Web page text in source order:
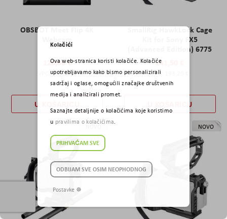
OBSBOT Meet Flip 4K
Webcam
129,00 €
103,20 €
U KOŠARICU
SmallRig HawkLock Cage
Kit for Sony FX5
(Advanced Edition) 6775
241,50 €
U KOŠARICU
NOVO
Kolačići
Ova web-stranica koristi kolačiće. Kolačiće
upotrebljavamo kako bismo personalizirali
sadržaj i oglase, omogućili značajke društvenih
medija i analizirali promet.
Saznajte detaljnije o kolačićima koje koristimo
u pravilima o kolačićima.
PRIHVAĆAM SVE
ODBIJAM SVE OSIM NEOPHODNOG
Postavke ☸